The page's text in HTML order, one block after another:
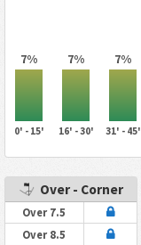
7% 7% 7%
0' - 15' 16' - 30' 31' - 45'
Over - Corner
Over 7.5
Over 8.5